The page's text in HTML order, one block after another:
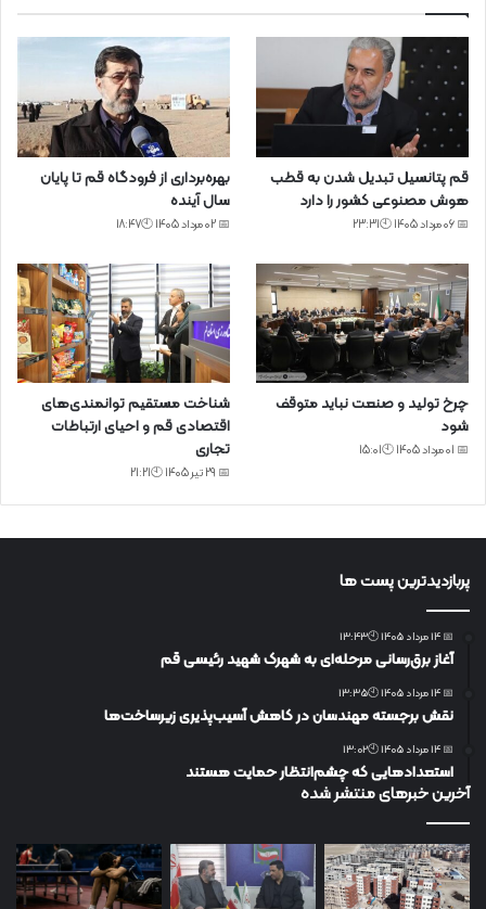
قم پتانسیل تبدیل شدن به قطب
هوش مصنوعی کشور را دارد
📅 06 مرداد 1405 🕙23:31
بهره‌برداری از فرودگاه قم تا پایان
سال آینده
📅 02 مرداد 1405 🕙18:47
چرخ تولید و صنعت نباید متوقف
شود
📅 01 مرداد 1405 🕙15:01
شناخت مستقیم توانمندی‌های
اقتصادی قم و احیای ارتباطات
تجاری
📅 29 تیر 1405 🕙21:21
پربازدیدترین پست ها
📅 14 مرداد 1405 🕙13:43
آغاز برق‌رسانی مرحله‌ای به شهرک شهید رئیسی قم
📅 14 مرداد 1405 🕙13:35
نقش برجسته مهندسان در کاهش آسیب‌پذیری زیرساخت‌ها
📅 14 مرداد 1405 🕙13:02
استعدادهایی که چشم‌انتظار حمایت هستند
آخرین خبرهای منتشر شده